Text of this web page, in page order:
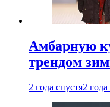
Амбарную
трендом
2 года спустя2 года